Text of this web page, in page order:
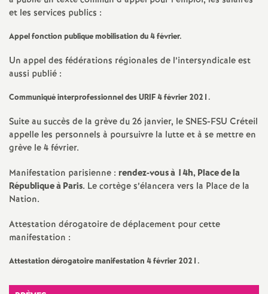
d
s
E
n
s
e
i
g
et les services publics :
Appel fonction publique mobilisation du 4 février.
Un appel des fédérations régionales de l’intersyndicale est
aussi publié :
Communiqué interprofessionnel desURIF4 février 2021.
Suite au succès de la grève du 26 janvier, leSNES-FSU Créteil
appelle les personnels à poursuivre la lutte et à se mettre en
grève le 4 février.
Manifestation parisienne : rendez-vous à 14h, Place de la
République à Paris. Le cortège s’élancera vers la Place de la
Nation.
Attestation dérogatoire de déplacement pour cette
manifestation :
Attestation dérogatoire manifestation 4 février 2021.